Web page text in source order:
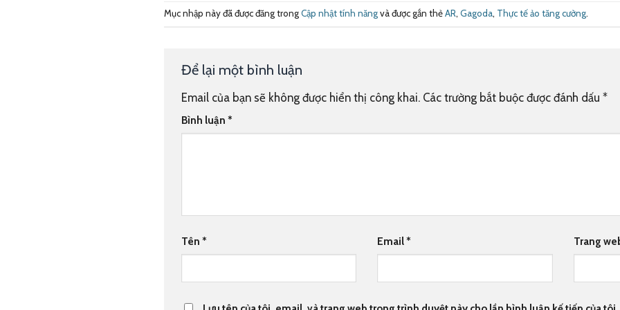
Mục nhập này đã được đăng trongCập nhật tính năngvà được gắn thẻAR, Gagoda, Thực tế ảo tăng cường.
Để lại một bình luận
Email của bạn sẽ không được hiển thị công khai. Các trường bắt buộc được đánh dấu *
Bình luận *
Tên * Email* Trang